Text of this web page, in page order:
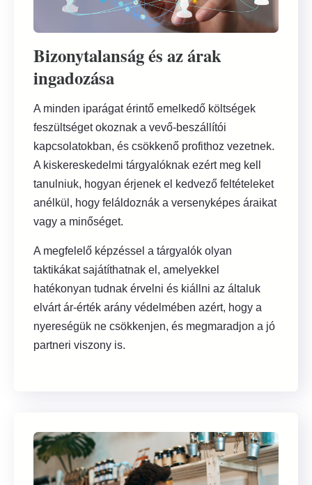
Bizonytalanság és az árak
ingadozása
A minden iparágat érintő emelkedő költségek
feszültséget okoznak a vevő-beszállítói
kapcsolatokban, és csökkenő profithoz vezetnek.
A kiskereskedelmi tárgyalóknak ezért meg kell
tanulniuk, hogyan érjenek el kedvező feltételeket
anélkül, hogy feláldoznák a versenyképes áraikat
vagy a minőséget.
A megfelelő képzéssel a tárgyalók olyan
taktikákat sajátíthatnak el, amelyekkel
hatékonyan tudnak érvelni és kiállni az általuk
elvárt ár-érték arány védelmében azért, hogy a
nyereségük ne csökkenjen, és megmaradjon a jó
partneri viszony is.